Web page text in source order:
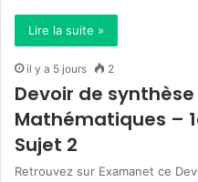
Lire la suite »
il y a 5 jours 2
Devoir de synthèse
Mathématiques –
Sujet 2
Retrouvez sur Examanet ce